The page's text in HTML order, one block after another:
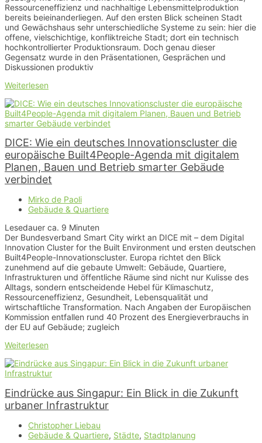
Ressourceneffizienz und nachhaltige Lebensmittelproduktion
bereits beieinanderliegen. Auf den ersten Blick scheinen Stadt
und Gewächshaus sehr unterschiedliche Systeme zu sein: hier die
offene, vielschichtige, konfliktreiche Stadt; dort ein technisch
hochkontrollierter Produktionsraum. Doch genau dieser
Gegensatz wurde in den Präsentationen, Gesprächen und
Diskussionen produktiv
Weiterlesen
DICE: Wie ein deutsches Innovationscluster die
europäische Built4People-Agenda mit digitalem
Planen, Bauen und Betrieb smarter Gebäude
verbindet
Mirko de Paoli
Gebäude & Quartiere
Lesedauer ca. 9 Minuten
Der Bundesverband Smart City wirkt an DICE mit – dem Digital
Innovation Cluster for the Built Environment und ersten deutschen
Built4People-Innovationscluster. Europa richtet den Blick
zunehmend auf die gebaute Umwelt: Gebäude, Quartiere,
Infrastrukturen und öffentliche Räume sind nicht nur Kulisse des
Alltags, sondern entscheidende Hebel für Klimaschutz,
Ressourceneffizienz, Gesundheit, Lebensqualität und
wirtschaftliche Transformation. Nach Angaben der Europäischen
Kommission entfallen rund 40 Prozent des Energieverbrauchs in
der EU auf Gebäude; zugleich
Weiterlesen
Eindrücke aus Singapur: Ein Blick in die Zukunft
urbaner Infrastruktur
Christopher Liebau
Gebäude & Quartiere, Städte, Stadtplanung